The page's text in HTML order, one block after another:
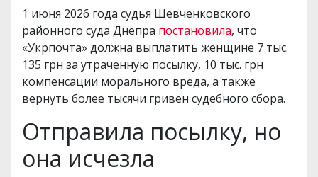
1 июня 2026 года судья Шевченковского
районного суда Днепра постановила, что
«Укрпочта» должна выплатить женщине 7 тыс.
135 грн за утраченную посылку, 10 тыс. грн
компенсации морального вреда, а также
вернуть более тысячи гривен судебного сбора.
Отправила посылку, но
она исчезла